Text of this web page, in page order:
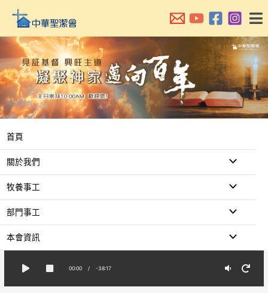
主
內
容
首頁
關於我們
牧養事工
部門事工
本會資訊
00:00 / -38:17